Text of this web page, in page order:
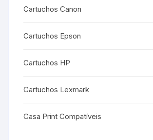
Cartuchos Canon
Cartuchos Epson
Cartuchos HP
Cartuchos Lexmark
Casa Print Compatíveis